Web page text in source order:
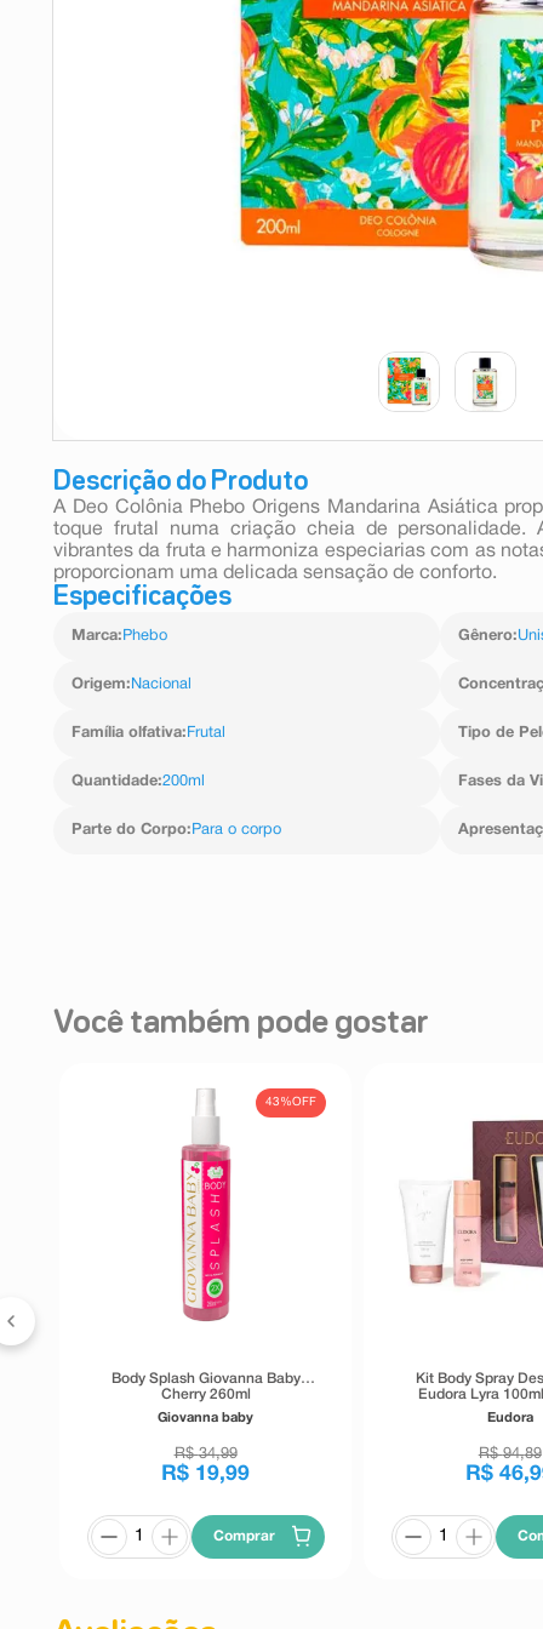
Descrição do Produto
A Deo Colônia Phebo Origens Mandarina Asiática
toque frutal numa criação cheia de personalidade.
vibrantes da fruta e harmoniza especiarias com as
proporcionam uma delicada sensação de conforto.
Especificações
Marca: Phebo Gênero:
Origem: Nacional
Família olfativa: Frutal Tipo de
Quantidade:200ml Fases da
Parte do Corpo: Para o corpo
Você também pode gostar
43%OFF
Body Splash Giovanna Baby
Cherry 260ml
Giovanna baby
R$ 34,99
R$ 19,99
Comprar
Kit Body Spray
Eudora Lyra
Hidratante
Eudora Lyra
Eudora
R$ 94,89
R$ 46,
º teste gravidez
10ºesmalte